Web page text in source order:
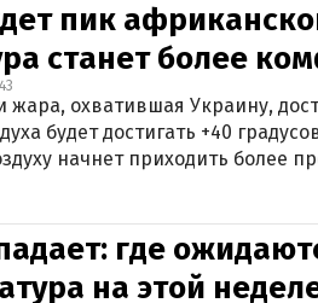
пик
станет более
охватившая Украину,
будет достигать +40
начнет приходить более
где
на этой